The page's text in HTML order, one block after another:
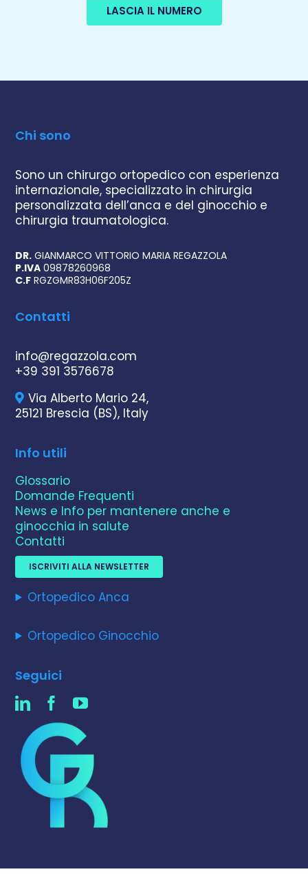
LASCIA IL NUMERO
Chi sono
Sono un chirurgo ortopedico con esperienza
internazionale, specializzato in chirurgia
personalizzata dell’anca e del ginocchio e
chirurgia traumatologica.
DR. GIANMARCO VITTORIO MARIA REGAZZOLA
P.IVA 09878260968
C.F RGZGMR83H06F205Z
Contatti
info@regazzola.com
+39 391 3576678
Via Alberto Mario 24,
25121 Brescia (BS), Italy
Info utili
Glossario
Domande Frequenti
News e Info per mantenere anche e
ginocchia in salute
Contatti
ISCRIVITI ALLA NEWSLETTER
Ortopedico Anca
Ortopedico Ginocchio
Seguici